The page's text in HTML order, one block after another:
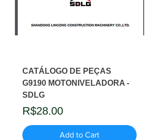
CATÁLOGO DE PEÇAS
G9190 MOTONIVELADORA -
SDLG
Price
R$28.00
Add to Cart